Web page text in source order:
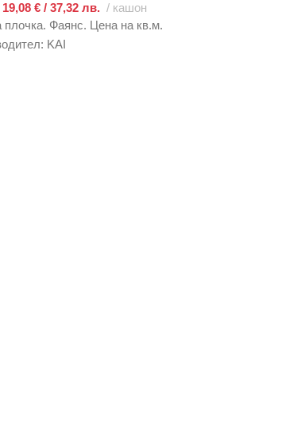
19,08€ / 37,32 лв.
кашон
плочка. Фаянс. Цена на кв.м.
KAI